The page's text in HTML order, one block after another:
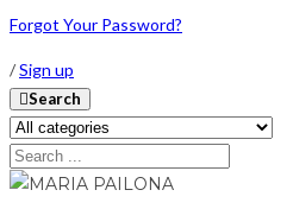
Forgot Your Password?
/Sign up
Search